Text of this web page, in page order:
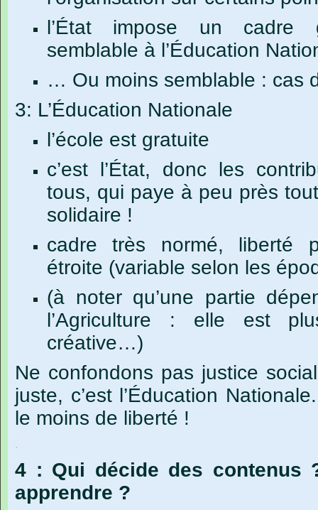
l’État impose un cadre
semblable à l’Éducation
… Ou moins semblable : cas
3: L’Éducation Nationale
l’école est gratuite
c’est l’État, donc les
tous, qui paye à peu près
solidaire !
cadre très normé, liberté
étroite (variable selon les
(à noter qu’une partie
l’Agriculture : elle est
créative…)
Ne confondons pas justice
juste, c’est l’Éducation
le moins de liberté !
.
4 : Qui décide des contenus
apprendre ?